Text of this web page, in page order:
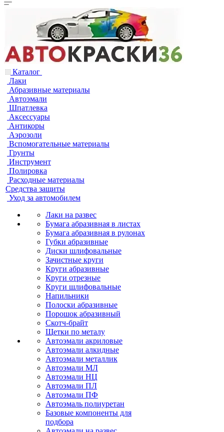
Каталог
Лаки
Абразивные материалы
Автоэмали
Шпатлевка
Аксессуары
Антикоры
Аэрозоли
Вспомогательные материалы
Грунты
Инструмент
Полировка
Расходные материалы
Средства защиты
Уход за автомобилем
Лаки на развес
Бумага абразивная в листах
Бумага абразивная в рулонах
Губки абразивные
Диски шлифовальные
Зачистные круги
Круги абразивные
Круги отрезные
Круги шлифовальные
Напильники
Полоски абразивные
Порошок абразивный
Скотч-брайт
Щетки по металу
Автоэмали акриловые
Автоэмали алкидные
Автоэмали металлик
Автоэмали МЛ
Автоэмали НЦ
Автоэмали ПЛ
Автоэмали ПФ
Автоэмаль полиуретан
Базовые компоненты для
подбора